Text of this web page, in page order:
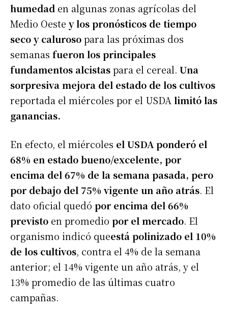
humedad en algunas zonas agrícolas del
Medio Oeste y los pronósticos de tiempo
seco y calurosopara las próximas dos
semanas fueron los principales
fundamentos alcistaspara el cereal. Una
sorpresiva mejora del estado de los cultivos
reportada el miércoles por el USDA limitó las
ganancias.
En efecto, el miércoles el USDA ponderó el
68% en estado bueno/excelente, por
encima del 67% de la semana pasada, pero
por debajo del 75% vigente un año atrás. El
dato oficial quedó por encima del 66%
previsto en promedio por el mercado. El
organismo indicó queestá polinizado el 10%
de los cultivos, contra el 4% de la semana
anterior; el 14% vigente un año atrás, y el
13% promedio de las últimas cuatro
campañas.